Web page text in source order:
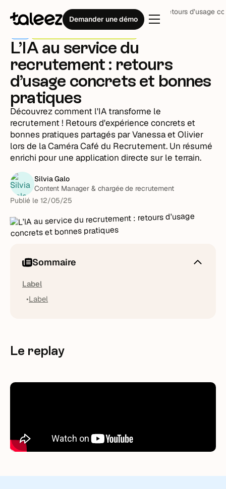
Demander une démo
Blog L’IA au service du recrutement : retours d’usage
Caméra café du recrutement
L’IA au service du
recrutement : retours
d’usage concrets et bonnes
pratiques
Découvrez comment l'IA transforme le
recrutement ! Retours d'expérience concrets et
bonnes pratiques partagés par Vanessa et Olivier
lors de la Caméra Café du Recrutement. Un résumé
enrichi pour une application directe sur le terrain.
Silvia Galo
Content Manager & chargée de recrutement
Publié le12/05/25
Sommaire
Label
Label
Le replay